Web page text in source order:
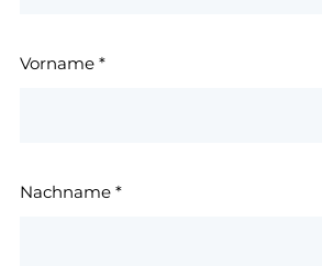
Vorname *
Nachname *